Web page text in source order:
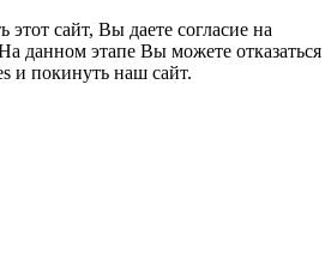
этот сайт, Вы даете согласие на
данном этапе Вы можете отказаться
и покинуть наш сайт.